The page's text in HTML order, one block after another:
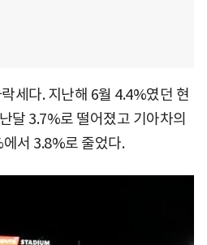
세다. 지난해 6월 4.4%였던 현
달 3.7%로 떨어졌고 기아차의
서 3.8%로 줄었다.